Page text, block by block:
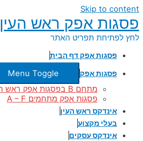
Skip to content
פסגות אפק ראש העין
לחץ לפתיחת תפריט האתר
פסגות אפק דף הבית
פסגות אפק
Menu Toggle
מתחם B בפסגות אפק ראש העין
פסגות אפק מתחמים A – F
אינדקס ראש העין
בעלי מקצוע
אינדקס עסקים